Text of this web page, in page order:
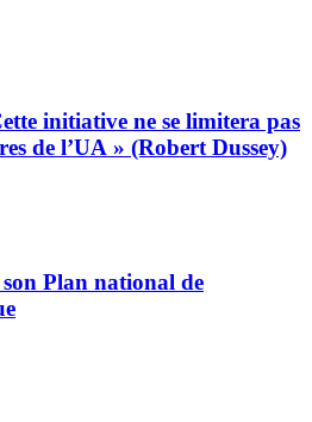
initiative ne se limitera pas
de l’UA » (Robert Dussey)
Plan national de